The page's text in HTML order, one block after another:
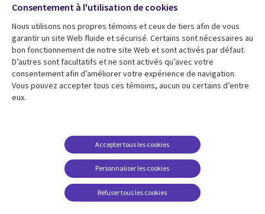
Fusions
Ressources
Library
Links
Articles
Blog
Support
Legal
Accessibilité
conditions juridiques
FAQ Carrières
Centre de gestion des
témoins
Social
Media
FRANCE
Consentement à l'utilisation de cookies
Nous utilisons nos propres témoins et ceux de tiers afin de vous
garantir un site Web fluide et sécurisé. Certains sont nécessaires au
bon fonctionnement de notre site Web et sont activés par défaut.
D’autres sont facultatifs et ne sont activés qu’avec votre
consentement afin d’améliorer votre expérience de navigation.
Vous pouvez accepter tous ces témoins, aucun ou certains d’entre
eux.
Personnaliser les cookies
Accepter tous les cookies
Refuser tous les cookies